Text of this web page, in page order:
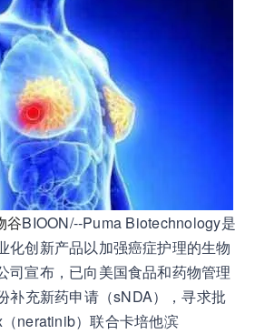
谷BIOON/--Puma Biotechnology是
化创新产品以加强癌症护理的生物
司宣布，已向美国食品和药物管理
补充新药申请（sNDA），寻求批
neratinib）联合卡培他滨